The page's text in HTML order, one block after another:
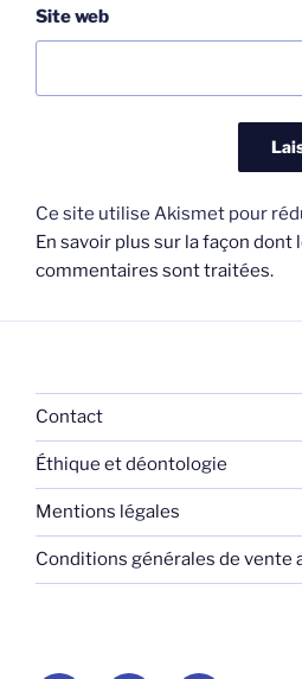
Site web
Ce site utilise Akismet pour
En savoir plus sur la façon dont
commentaires sont traitées.
Contact
Éthique et déontologie
Mentions légales
Conditions générales de vente